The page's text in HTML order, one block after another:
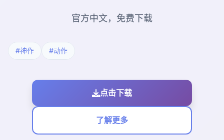
官方中文，免费下载
#神作 #动作
点击下载
了解更多